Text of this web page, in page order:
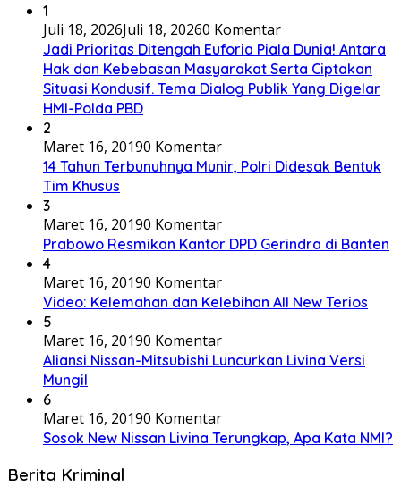
1
Juli 18, 2026Juli 18, 20260 Komentar
Jadi Prioritas Ditengah Euforia Piala Dunia! Antara
Hak dan Kebebasan Masyarakat Serta Ciptakan
Situasi Kondusif. Tema Dialog Publik Yang Digelar
HMI-Polda PBD
2
Maret 16, 20190 Komentar
14 Tahun Terbunuhnya Munir, Polri Didesak Bentuk
Tim Khusus
3
Maret 16, 20190 Komentar
Prabowo Resmikan Kantor DPD Gerindra di Banten
4
Maret 16, 20190 Komentar
Video: Kelemahan dan Kelebihan All New Terios
5
Maret 16, 20190 Komentar
Aliansi Nissan-Mitsubishi Luncurkan Livina Versi
Mungil
6
Maret 16, 20190 Komentar
Sosok New Nissan Livina Terungkap, Apa Kata NMI?
Berita Kriminal